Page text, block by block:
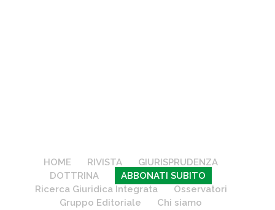
HOME RIVISTA
GIURISPRUDENZA
DOTTRINA
ABBONATI SUBITO
Ricerca Giuridica Integrata
Osservatori
Gruppo Editoriale
Chi siamo